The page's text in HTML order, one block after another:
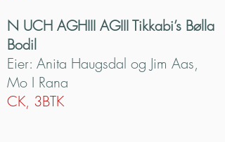
N UCH AGHIII AGIII Tikkabi’s Bølla
Bodil
Eier: Anita Haugsdal og Jim Aas,
Mo I Rana
CK, 3BTK